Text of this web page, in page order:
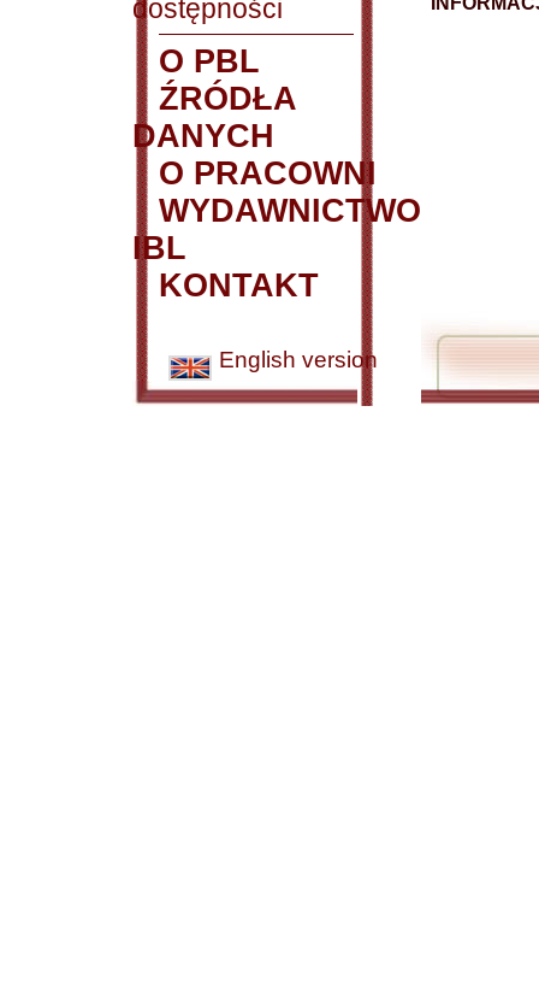
dostępności
O PBL
ŹRÓDŁA
DANYCH
O PRACOWNI
WYDAWNICTWO
IBL
KONTAKT
English version